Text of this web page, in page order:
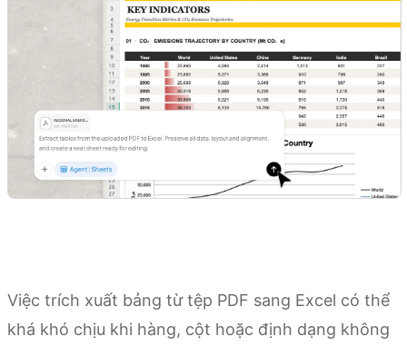
Việc trích xuất bảng từ tệp PDF sang Excel có thể
khá khó chịu khi hàng, cột hoặc định dạng không